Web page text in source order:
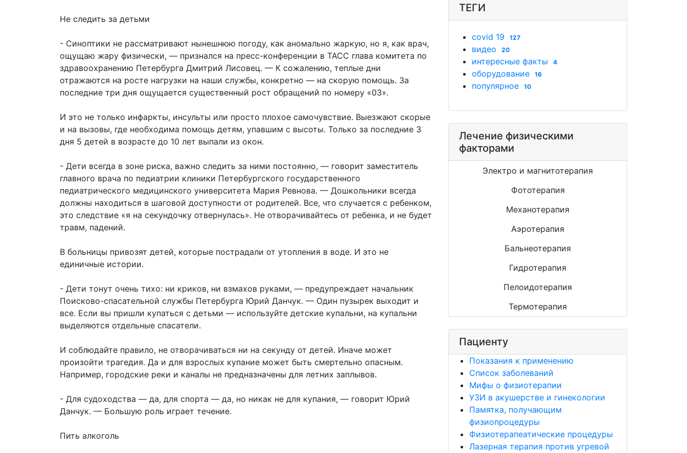
Не следить за детьми
- Синоптики не рассматривают нынешнюю погоду, как аномально жаркую, но я, как врач,
ощущаю жару физически, — признался на пресс-конференции в ТАСС глава комитета по
здравоохранению Петербурга Дмитрий Лисовец. — К сожалению, теплые дни
отражаются на росте нагрузки на наши службы, конкретно — на скорую помощь. За
последние три дня ощущается существенный рост обращений по номеру «03».
И это не только инфаркты, инсульты или просто плохое самочувствие. Выезжают скорые
и на вызовы, где необходима помощь детям, упавшим с высоты. Только за последние 3
дня 5 детей в возрасте до 10 лет выпали из окон.
- Дети всегда в зоне риска, важно следить за ними постоянно, — говорит заместитель
главного врача по педиатрии клиники Петербургского государственного
педиатрического медицинского университета Мария Ревнова. — Дошкольники всегда
должны находиться в шаговой доступности от родителей. Все, что случается с ребенком,
это следствие «я на секундочку отвернулась». Не отворачивайтесь от ребенка, и не будет
травм, падений.
В больницы привозят детей, которые пострадали от утопления в воде. И это не
единичные истории.
- Дети тонут очень тихо: ни криков, ни взмахов руками, — предупреждает начальник
Поисково-спасательной службы Петербурга Юрий Данчук. — Один пузырек выходит и
все. Если вы пришли купаться с детьми — используйте детские купальни, на купальни
выделяются отдельные спасатели.
И соблюдайте правило, не отворачиваться ни на секунду от детей. Иначе может
произойти трагедия. Да и для взрослых купание может быть смертельно опасным.
Например, городские реки и каналы не предназначены для летних заплывов.
- Для судоходства — да, для спорта — да, но никак не для купания, — говорит Юрий
Данчук. — Большую роль играет течение.
Пить алкоголь
ТЕГИ
covid 19 127
видео 20
интересные факты 4
оборудование 16
популярное 10
Лечение физическими
факторами
Электро и магнитотерапия
Фототерапия
Механотерапия
Аэротерапия
Бальнеотерапия
Гидротерапия
Пелоидотерапия
Термотерапия
Пациенту
Показания к применению
Список заболеваний
Мифы о физиотерапии
УЗИ в акушерстве и гинекологии
Памятка, получающим
физиопроцедуры
Физиотерапеатические процедуры
Лазерная терапия против угревой